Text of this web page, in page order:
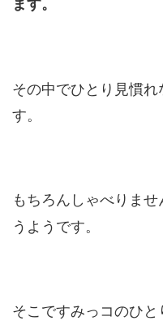
その中でひとり見慣
す。
もちろんしゃべりま
うようです。
そこですみっコのひと